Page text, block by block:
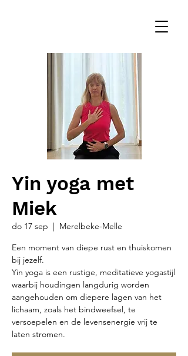
Yin yoga met
Miek
do 17 sep
  |
Merelbeke-Melle
Een moment van diepe rust en thuiskomen
bij jezelf.
Yin yoga is een rustige, meditatieve yogastijl
waarbij houdingen langdurig worden
aangehouden om diepere lagen van het
lichaam, zoals het bindweefsel, te
versoepelen en de levensenergie vrij te
laten stromen.